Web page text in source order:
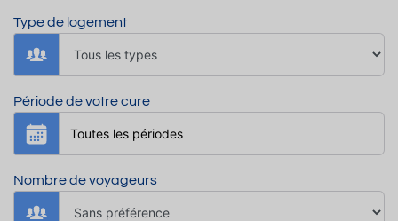
Type de logement
Période de votre cure
Nombre de voyageurs